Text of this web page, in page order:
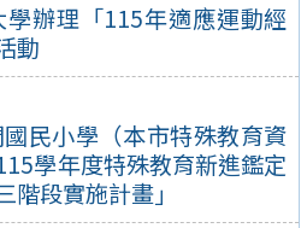
辦理「115年適應運動經
動
民小學（本市特殊教育資
學年度特殊教育新進鑑定
段實施計畫」